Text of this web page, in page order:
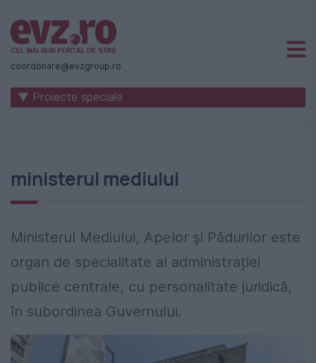
Știri
naționale
internaționale
-
Evenimentul
Zilei
coordonare@evzgroup.ro
▼ Proiecte speciale
ministerul mediului
Ministerul Mediului, Apelor și Pădurilor este
organ de specialitate al administrației
publice centrale, cu personalitate juridică,
în subordinea Guvernului.